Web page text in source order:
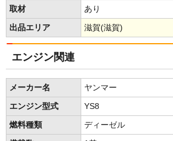
取材 あり
出品エリア 滋賀(滋賀)
エンジン関連
メーカー名 ヤンマー
エンジン型式 YS8
燃料種類 ディーゼル